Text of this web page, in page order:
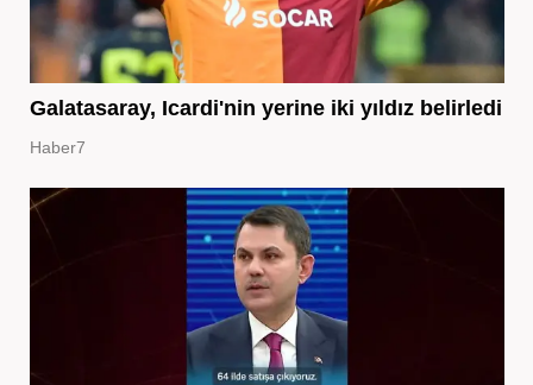
Galatasaray, Icardi'nin yerine iki yıldız belirledi
Haber7